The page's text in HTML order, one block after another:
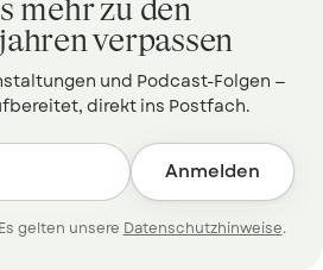
mehr zu den
verpassen
und Podcast-Folgen —
direkt ins Postfach.
Anmelden
gelten unsere Datenschutzhinweise.